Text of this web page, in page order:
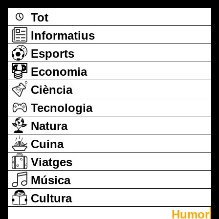
Tot
Informatius
Esports
Economia
Ciència
Tecnologia
Natura
Cuina
Viatges
Música
Cultura
Humor